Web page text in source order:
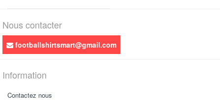
Nous contacter
footballshirtsmart@gmail.com
Information
Contactez nous